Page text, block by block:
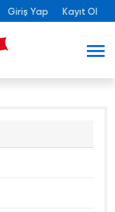
Giriş Yap Kayıt Ol